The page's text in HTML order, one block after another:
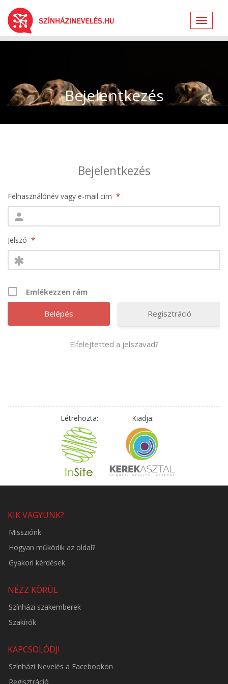
Toggle
Bejelentkezés
Bejelentkezés
Felhasználónév vagy e-mail cím *
Jelszó *
Emlékezzen rám
Regisztráció
Elfelejtetted a jelszavad?
Létrehozta: Kiadja:
KIK VAGYUNK?
Missziónk
Hogyan működik az oldal?
Gyakori kérdések
NÉZZ KÖRÜL
Színházi szakemberek
Szakírók
KAPCSOLÓDJ!
Színházi Nevelés a Facebookon
Regisztráció